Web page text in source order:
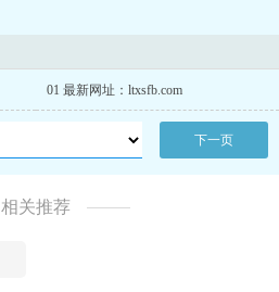
01 最新网址：ltxsfb.com
下一页
相关推荐